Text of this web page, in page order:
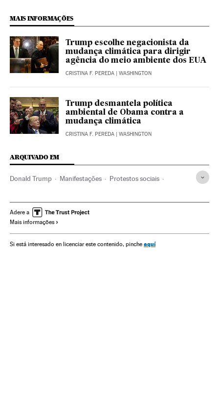
MAIS INFORMAÇÕES
Trump escolhe negacionista da
mudança climática para dirigir
agência do meio ambiente dos EUA
CRISTINA F. PEREDA | WASHINGTON
Trump desmantela política
ambiental de Obama contra a
mudança climática
CRISTINA F. PEREDA | WASHINGTON
ARQUIVADO EM
Donald Trump Manifestações Protestos sociais
América Problemas sociais
Adere a
Mais informações
Si está interesado en licenciar este contenido, pinche aquí